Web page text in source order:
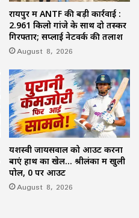
रायपुर में ANTF की बड़ी कार्रवाई :
2.961 किलो गांजे के साथ दो तस्कर
गिरफ्तार; सप्लाई नेटवर्क की तलाश
August 8, 2026
यशस्वी जायसवाल को आउट करना
बाएं हाथ का खेल… श्रीलंका में खुली
पोल, 0 पर आउट
August 8, 2026